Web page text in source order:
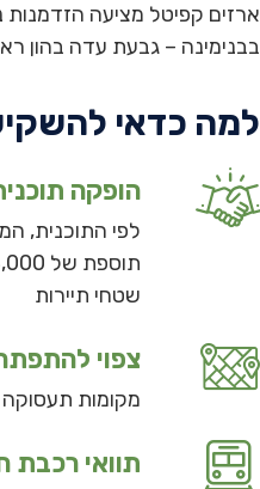
ארזים קפיטל מציעה
בבנימינה – גבעת עדה בהון ראשוני
למה כדאי
הופקה
לפי התוכנית,
שטחי תיירות
צפוי
מקומות תעסוקה
תוואי רכבת